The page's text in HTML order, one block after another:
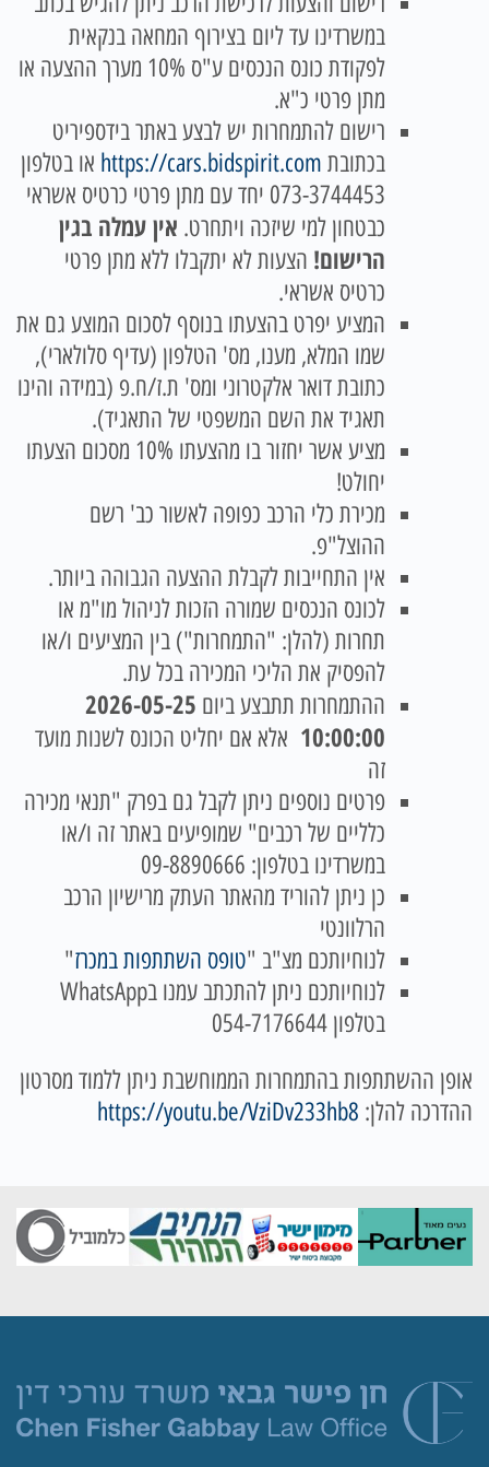
במשרדינו עד ליום בצירוף המחאה בנקאית
לפקודת כונס הנכסים ע"ס 10% מערך ההצעה או
מתן פרטי כ"א.
רישום להתמחרות יש לבצע באתר בידספיריט
בכתובת https://cars.bidspirit.com או בטלפון
073-3744453 יחד עם מתן פרטי כרטיס אשראי
כבטחון למי שיזכה ויתחרט. אין עמלה בגין
הרישום! הצעות לא יתקבלו ללא מתן פרטי
כרטיס אשראי.
המציע יפרט בהצעתו בנוסף לסכום המוצע גם את
שמו המלא, מענו, מס' הטלפון (עדיף סלולארי),
כתובת דואר אלקטרוני ומס' ת.ז/ח.פ (במידה והינו
תאגיד את השם המשפטי של התאגיד).
מציע אשר יחזור בו מהצעתו 10% מסכום הצעתו
יחולט!
מכירת כלי הרכב כפופה לאשור כב' רשם
ההוצל"פ.
אין התחייבות לקבלת ההצעה הגבוהה ביותר.
לכונס הנכסים שמורה הזכות לניהול מו"מ או
תחרות (להלן: "התמחרות") בין המציעים ו/או
להפסיק את הליכי המכירה בכל עת.
ההתמחרות תתבצע ביום 2026-05-25
10:00:00 אלא אם יחליט הכונס לשנות מועד
זה
פרטים נוספים ניתן לקבל גם בפרק "תנאי מכירה
כלליים של רכבים" שמופיעים באתר זה ו/או
במשרדינו בטלפון: 09-8890666
כן ניתן להוריד מהאתר העתק מרישיון הרכב
הרלוונטי
לנוחיותכם מצ"ב "טופס השתתפות במכרז"
לנוחיותכם ניתן להתכתב עמנו בWhatsApp
בטלפון 054-7176644
אופן ההשתתפות בהתמחרות הממוחשבת ניתן ללמוד מסרטון
ההדרכה להלן: https://youtu.be/VziDv233hb8